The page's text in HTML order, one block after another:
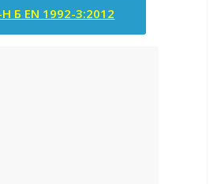
Б EN 1992-3:2012